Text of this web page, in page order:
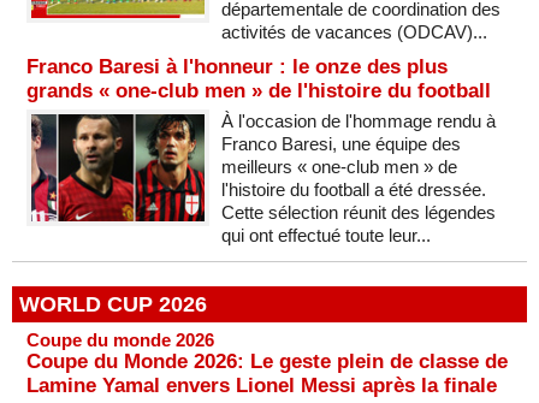
départementale de coordination des
activités de vacances (ODCAV)...
Franco Baresi à l'honneur : le onze des plus
grands « one-club men » de l'histoire du football
À l'occasion de l'hommage rendu à
Franco Baresi, une équipe des
meilleurs « one-club men » de
l'histoire du football a été dressée.
Cette sélection réunit des légendes
qui ont effectué toute leur...
WORLD CUP 2026
Coupe du monde 2026
Coupe du Monde 2026: Le geste plein de classe de
Lamine Yamal envers Lionel Messi après la finale